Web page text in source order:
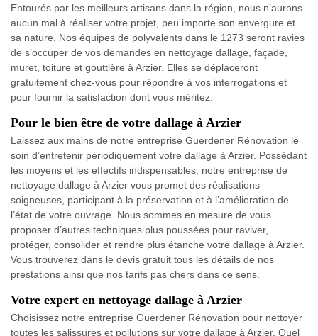
Entourés par les meilleurs artisans dans la région, nous n’aurons
aucun mal à réaliser votre projet, peu importe son envergure et
sa nature. Nos équipes de polyvalents dans le 1273 seront ravies
de s’occuper de vos demandes en nettoyage dallage, façade,
muret, toiture et gouttière à Arzier. Elles se déplaceront
gratuitement chez-vous pour répondre à vos interrogations et
pour fournir la satisfaction dont vous méritez.
Pour le bien être de votre dallage à Arzier
Laissez aux mains de notre entreprise Guerdener Rénovation le
soin d’entretenir périodiquement votre dallage à Arzier. Possédant
les moyens et les effectifs indispensables, notre entreprise de
nettoyage dallage à Arzier vous promet des réalisations
soigneuses, participant à la préservation et à l’amélioration de
l’état de votre ouvrage. Nous sommes en mesure de vous
proposer d’autres techniques plus poussées pour raviver,
protéger, consolider et rendre plus étanche votre dallage à Arzier.
Vous trouverez dans le devis gratuit tous les détails de nos
prestations ainsi que nos tarifs pas chers dans ce sens.
Votre expert en nettoyage dallage à Arzier
Choisissez notre entreprise Guerdener Rénovation pour nettoyer
toutes les salissures et pollutions sur votre dallage à Arzier. Quel